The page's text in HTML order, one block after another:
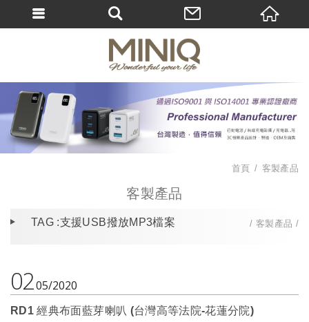
客製產品
首頁 客製產品
TAG :支援USB撥放MP3檔案 客製產品
0205 2020
RD1 經典布面藍芽喇叭 (台灣高等法院-花蓮分院)